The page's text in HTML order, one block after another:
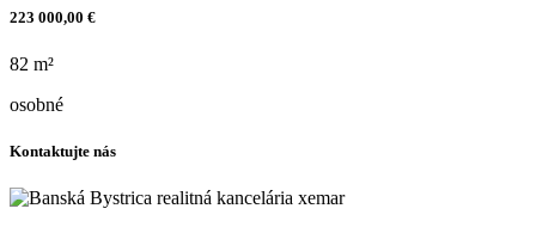
223 000,00 €
82 m²
osobné
Kontaktujte nás